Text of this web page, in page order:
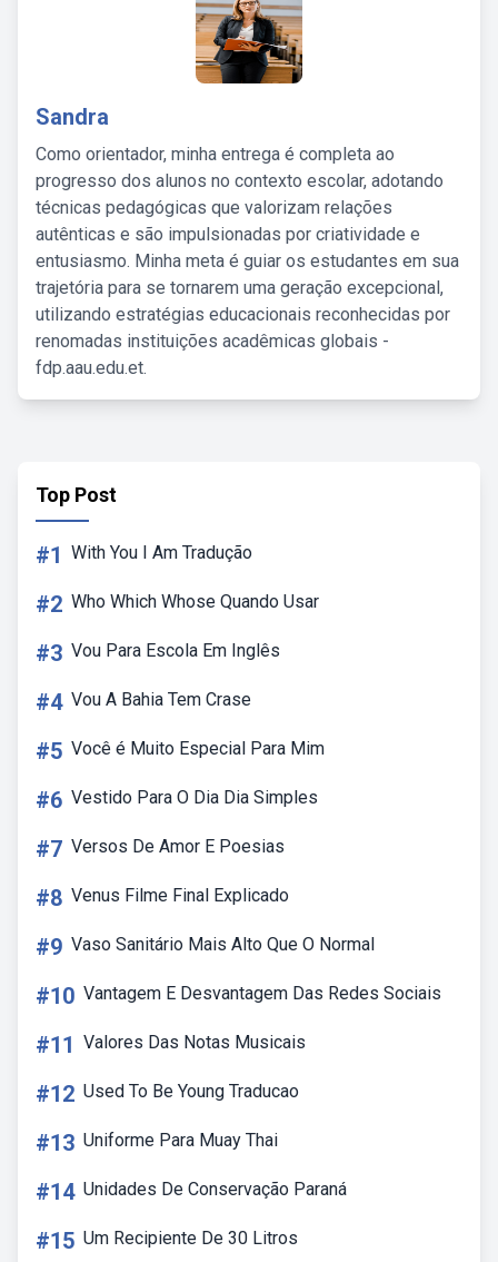
Sandra
Como orientador, minha entrega é completa ao
progresso dos alunos no contexto escolar, adotando
técnicas pedagógicas que valorizam relações
autênticas e são impulsionadas por criatividade e
entusiasmo. Minha meta é guiar os estudantes em sua
trajetória para se tornarem uma geração excepcional,
utilizando estratégias educacionais reconhecidas por
renomadas instituições acadêmicas globais -
fdp.aau.edu.et.
Top Post
#1 With You I Am Tradução
#2 Who Which Whose Quando Usar
#3 Vou Para Escola Em Inglês
#4 Vou A Bahia Tem Crase
#5 Você é Muito Especial Para Mim
#6 Vestido Para O Dia Dia Simples
#7 Versos De Amor E Poesias
#8 Venus Filme Final Explicado
#9 Vaso Sanitário Mais Alto Que O Normal
#10 Vantagem E Desvantagem Das Redes Sociais
#11 Valores Das Notas Musicais
#12 Used To Be Young Traducao
#13 Uniforme Para Muay Thai
#14 Unidades De Conservação Paraná
#15 Um Recipiente De 30 Litros